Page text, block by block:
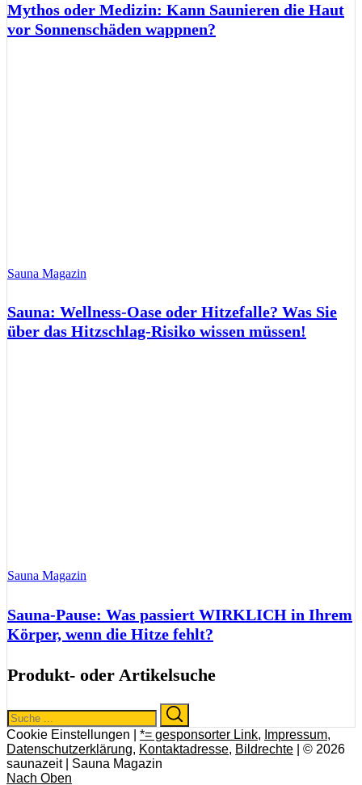
Mythos oder Medizin: Kann Saunieren die Haut
vor Sonnenschäden wappnen?
Sauna Magazin
Sauna: Wellness-Oase oder Hitzefalle? Was Sie
über das Hitzschlag-Risiko wissen müssen!
Sauna Magazin
Sauna-Pause: Was passiert WIRKLICH in Ihrem
Körper, wenn die Hitze fehlt?
Produkt- oder Artikelsuche
Search
for:
Cookie Einstellungen | *= gesponsorter Link, Impressum,
Datenschutzerklärung, Kontaktadresse, Bildrechte | © 2026
saunazeit | Sauna Magazin
Nach Oben